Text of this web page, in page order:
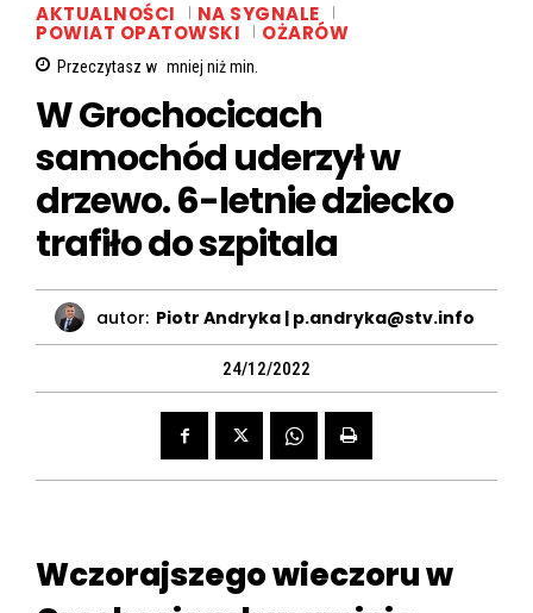
AKTUALNOŚCI NA SYGNALE
POWIAT OPATOWSKI OŻARÓW
Przeczytasz w mniej niżmin.
W Grochocicach
samochód uderzył w
drzewo. 6-letnie dziecko
trafiło do szpitala
autor: Piotr Andryka | p.andryka@stv.info
24/12/2022
Wczorajszego wieczoru w